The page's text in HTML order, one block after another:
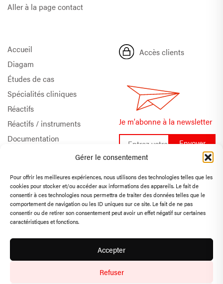
Gérer le consentement
Pour offrir les meilleures expériences, nous utilisons des technologies telles que les
cookies pour stocker et/ou accéder aux informations des appareils. Le fait de
consentir à ces technologies nous permettra de traiter des données telles que le
comportement de navigation ou les ID uniques sur ce site. Le fait de ne pas
consentir ou de retirer son consentement peut avoir un effet négatif sur certaines
caractéristiques et fonctions.
Accepter
Refuser
Aller à la page contact
Accueil
Diagam
Études de cas
Spécialités cliniques
Réactifs
Réactifs / instruments
Documentation
Accès clients
Je m’abonne à la newsletter
FR EN